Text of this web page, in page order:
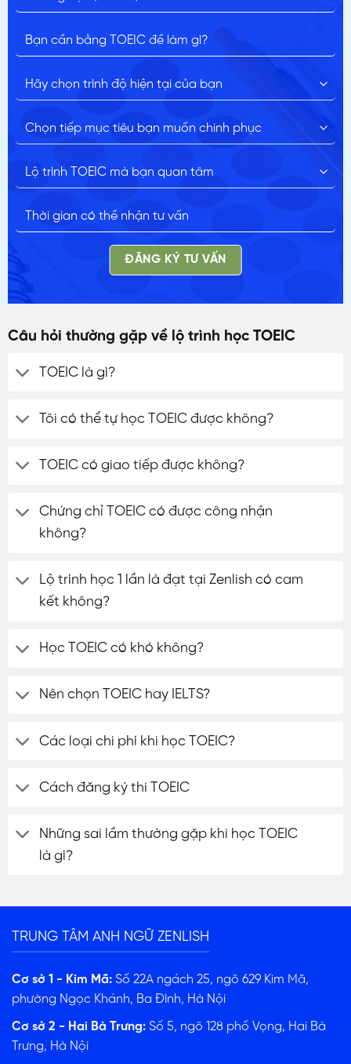
ĐĂNG KÝ TƯ VẤN
Câu hỏi thường gặp về lộ trình học TOEIC
TOEIC là gì?
Tôi có thể tự học TOEIC được không?
TOEIC có giao tiếp được không?
Chứng chỉ TOEIC có được công nhận
không?
Lộ trình học 1 lần là đạt tại Zenlish có cam
kết không?
Học TOEIC có khó không?
Nên chọn TOEIC hay IELTS?
Các loại chi phí khi học TOEIC?
Cách đăng ký thi TOEIC
Những sai lầm thường gặp khi học TOEIC
là gì?
TRUNG TÂM ANH NGỮ ZENLISH
Cơ sở 1 - Kim Mã: Số 22A ngách 25, ngõ 629 Kim Mã,
phường Ngọc Khánh, Ba Đình, Hà Nội
Cơ sở 2 - Hai Bà Trưng: Số 5, ngõ 128 phố Vọng, Hai Bà
Trưng, Hà Nội